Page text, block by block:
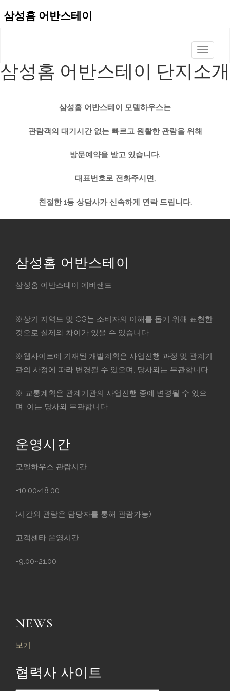
T
o
g
삼성홈 어반스테이 단지소개
삼성홈 어반스테이 모델하우스는
관람객의 대기시간 없는 빠르고 원활한 관람을 위해
방문예약을 받고 있습니다.
대표번호로 전화주시면,
친절한1등 상담사가 신속하게 연락 드립니다.
삼성홈 어반스테이
삼성홈 어반스테이 에버랜드
※상기 지역도 및 CG는 소비자의 이해를 돕기 위해 표현한
것으로 실제와 차이가 있을 수 있습니다.
※웹사이트에 기재된 개발계획은 사업진행 과정 및 관계기
관의 사정에 따라 변경될 수 있으며, 당사와는 무관합니다.
※ 교통계획은 관계기관의 사업진행 중에 변경될 수 있으
며, 이는 당사와 무관합니다.
운영시간
모델하우스 관람시간
-10:00~18:00
(시간외 관람은 담당자를 통해 관람가능)
고객센타 운영시간
-9:00~21:00
NEWS
보기
협력사 사이트
삼성홈 어반스테이